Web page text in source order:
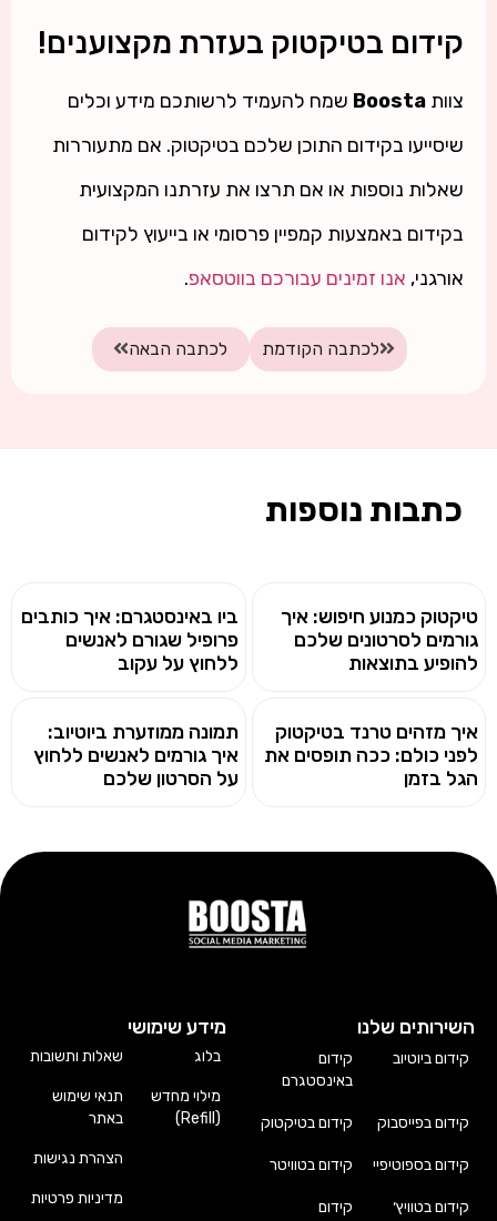
קידום בטיקטוק בעזרת מקצוענים!
צוות Boosta שמח להעמיד לרשותכם מידע וכלים
שיסייעו בקידום התוכן שלכם בטיקטוק. אם מתעוררות
שאלות נוספות או אם תרצו את עזרתנו המקצועית
בקידום באמצעות קמפיין פרסומי או בייעוץ לקידום
אורגני, אנו זמינים עבורכם בווטסאפ.
לכתבה הקודמת לכתבה הבאה
כתבות נוספות
טיקטוק כמנוע חיפוש: איך
גורמים לסרטונים שלכם
להופיע בתוצאות
ביו באינסטגרם: איך כותבים
פרופיל שגורם לאנשים
ללחוץ על עקוב
איך מזהים טרנד בטיקטוק
לפני כולם: ככה תופסים את
הגל בזמן
תמונה ממוזערת ביוטיוב:
איך גורמים לאנשים ללחוץ
על הסרטון שלכם
השירותים שלנו
קידום ביוטיוב
קידום
באינסטגרם
קידום בפייסבוק קידום בטיקטוק
קידום בספוטיפיי קידום בטוויטר
קידום בטוויץ׳
קידום
מידע שימושי
בלוג
מילוי מחדש
(Refill)
שאלות ותשובות
תנאי שימוש
באתר
הצהרת נגישות
מדיניות פרטיות